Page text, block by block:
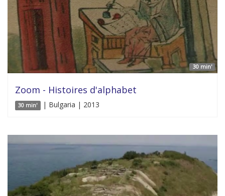
30 min'
Zoom - Histoires d'alphabet
30 min' | Bulgaria | 2013